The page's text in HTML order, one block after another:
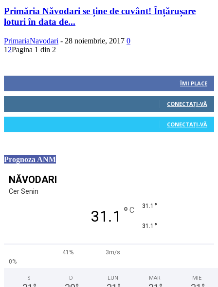
Primăria Năvodari se ține de cuvânt! Înțărușare
loturi în data de...
PrimariaNavodari - 28 noiembrie, 2017 0
1 2Pagina 1 din 2
ÎMI PLACE
CONECTAȚI-VĂ
CONECTAȚI-VĂ
Prognoza ANM
NĂVODARI
Cer Senin
31.1 ° C 31.1 °
31.1 °
41%
3m/s
0%
S D LUN MAR MIE